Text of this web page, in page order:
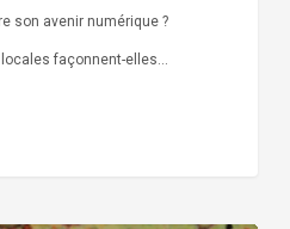
son avenir numérique ?
façonnent-elles…